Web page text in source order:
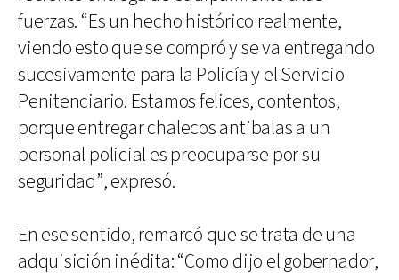
fuerzas. “Es un hecho histórico realmente,
viendo esto que se compró y se va entregando
sucesivamente para la Policía y el Servicio
Penitenciario. Estamos felices, contentos,
porque entregar chalecos antibalas a un
personal policial es preocuparse por su
seguridad”, expresó.
En ese sentido, remarcó que se trata de una
adquisición inédita: “Como dijo el gobernador,